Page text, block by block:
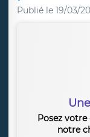
Publié le 19/03/
Posez
notre